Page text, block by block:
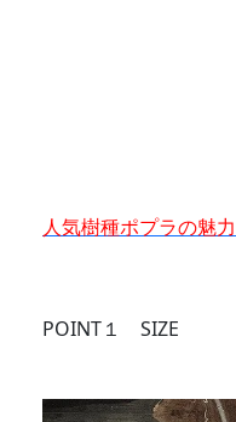
人気樹種ポプラの魅
POINT１ SIZE